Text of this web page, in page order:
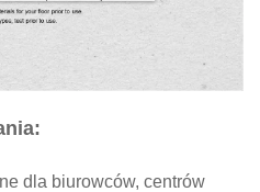
dla biurowców, centrów